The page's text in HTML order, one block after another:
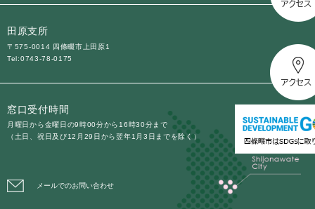
田原支所
〒575-0014 四條畷市上田原1
Tel:0743-78-0175
窓口受付時間
月曜日から金曜日の9時00分から16時30分まで
（土日、祝日及び12月29日から翌年1月3日までを除く）
メールでのお問い合わせ